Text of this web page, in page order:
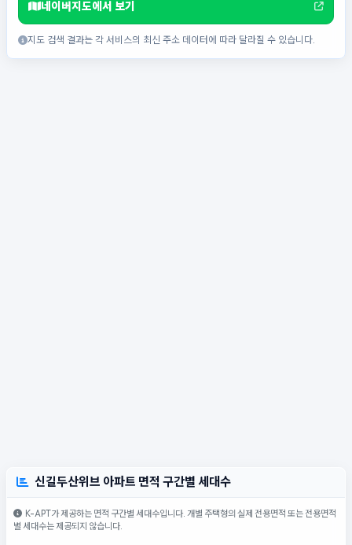
네이버지도에서 보기
지도 검색 결과는 각 서비스의 최신 주소 데이터에 따라 달라질 수 있습니다.
신길두산위브 아파트 면적 구간별 세대수
K-APT가 제공하는 면적 구간별 세대수입니다. 개별 주택형의 실제 전용면적 또는 전용면적
별 세대수는 제공되지 않습니다.